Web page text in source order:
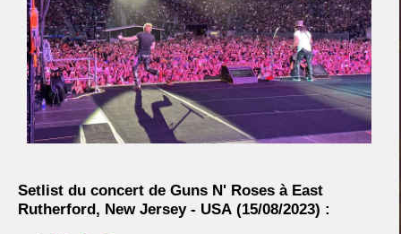
Setlist du concert de Guns N' Roses à East
Rutherford, New Jersey - USA (15/08/2023) :